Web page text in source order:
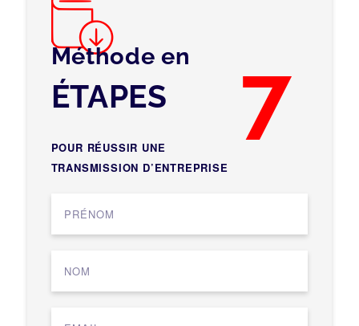
Méthode en 7
ÉTAPES
POUR RÉUSSIR UNE
TRANSMISSION D’ENTREPRISE